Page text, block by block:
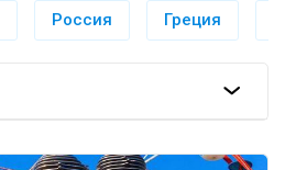
Россия Греция